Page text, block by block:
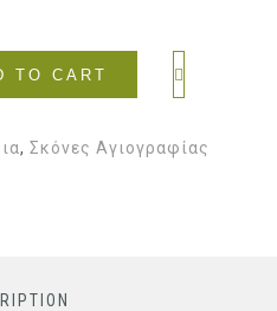
TO CART
, Σκόνες Αγιογραφίας